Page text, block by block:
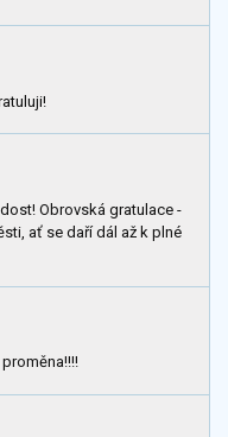
Obrovská gratulace -
ať se daří dál až k plné